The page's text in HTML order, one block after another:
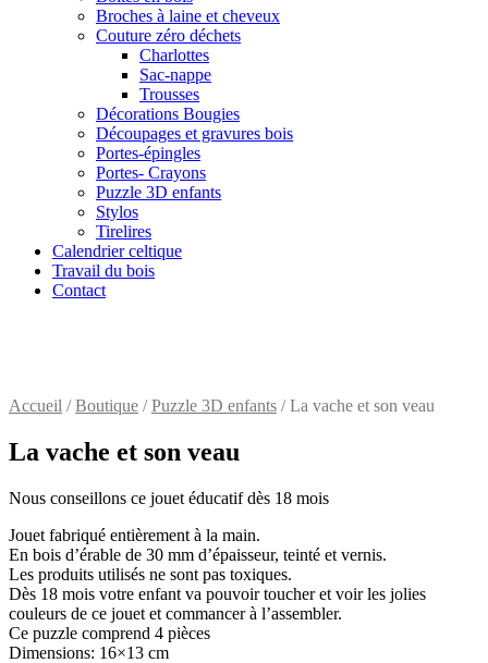
Broches à laine et cheveux
Couture zéro déchets
Charlottes
Sac-nappe
Trousses
Décorations Bougies
Découpages et gravures bois
Portes-épingles
Portes- Crayons
Puzzle 3D enfants
Stylos
Tirelires
Calendrier celtique
Travail du bois
Contact
Accueil /Boutique /Puzzle 3D enfants / La vache et son veau
La vache et son veau
Nous conseillons ce jouet éducatif dès 18 mois
Jouet fabriqué entièrement à la main.
En bois d’érable de 30 mm d’épaisseur, teinté et vernis.
Les produits utilisés ne sont pas toxiques.
Dès 18 mois votre enfant va pouvoir toucher et voir les jolies
couleurs de ce jouet et commancer à l’assembler.
Ce puzzle comprend 4 pièces
Dimensions: 16×13 cm